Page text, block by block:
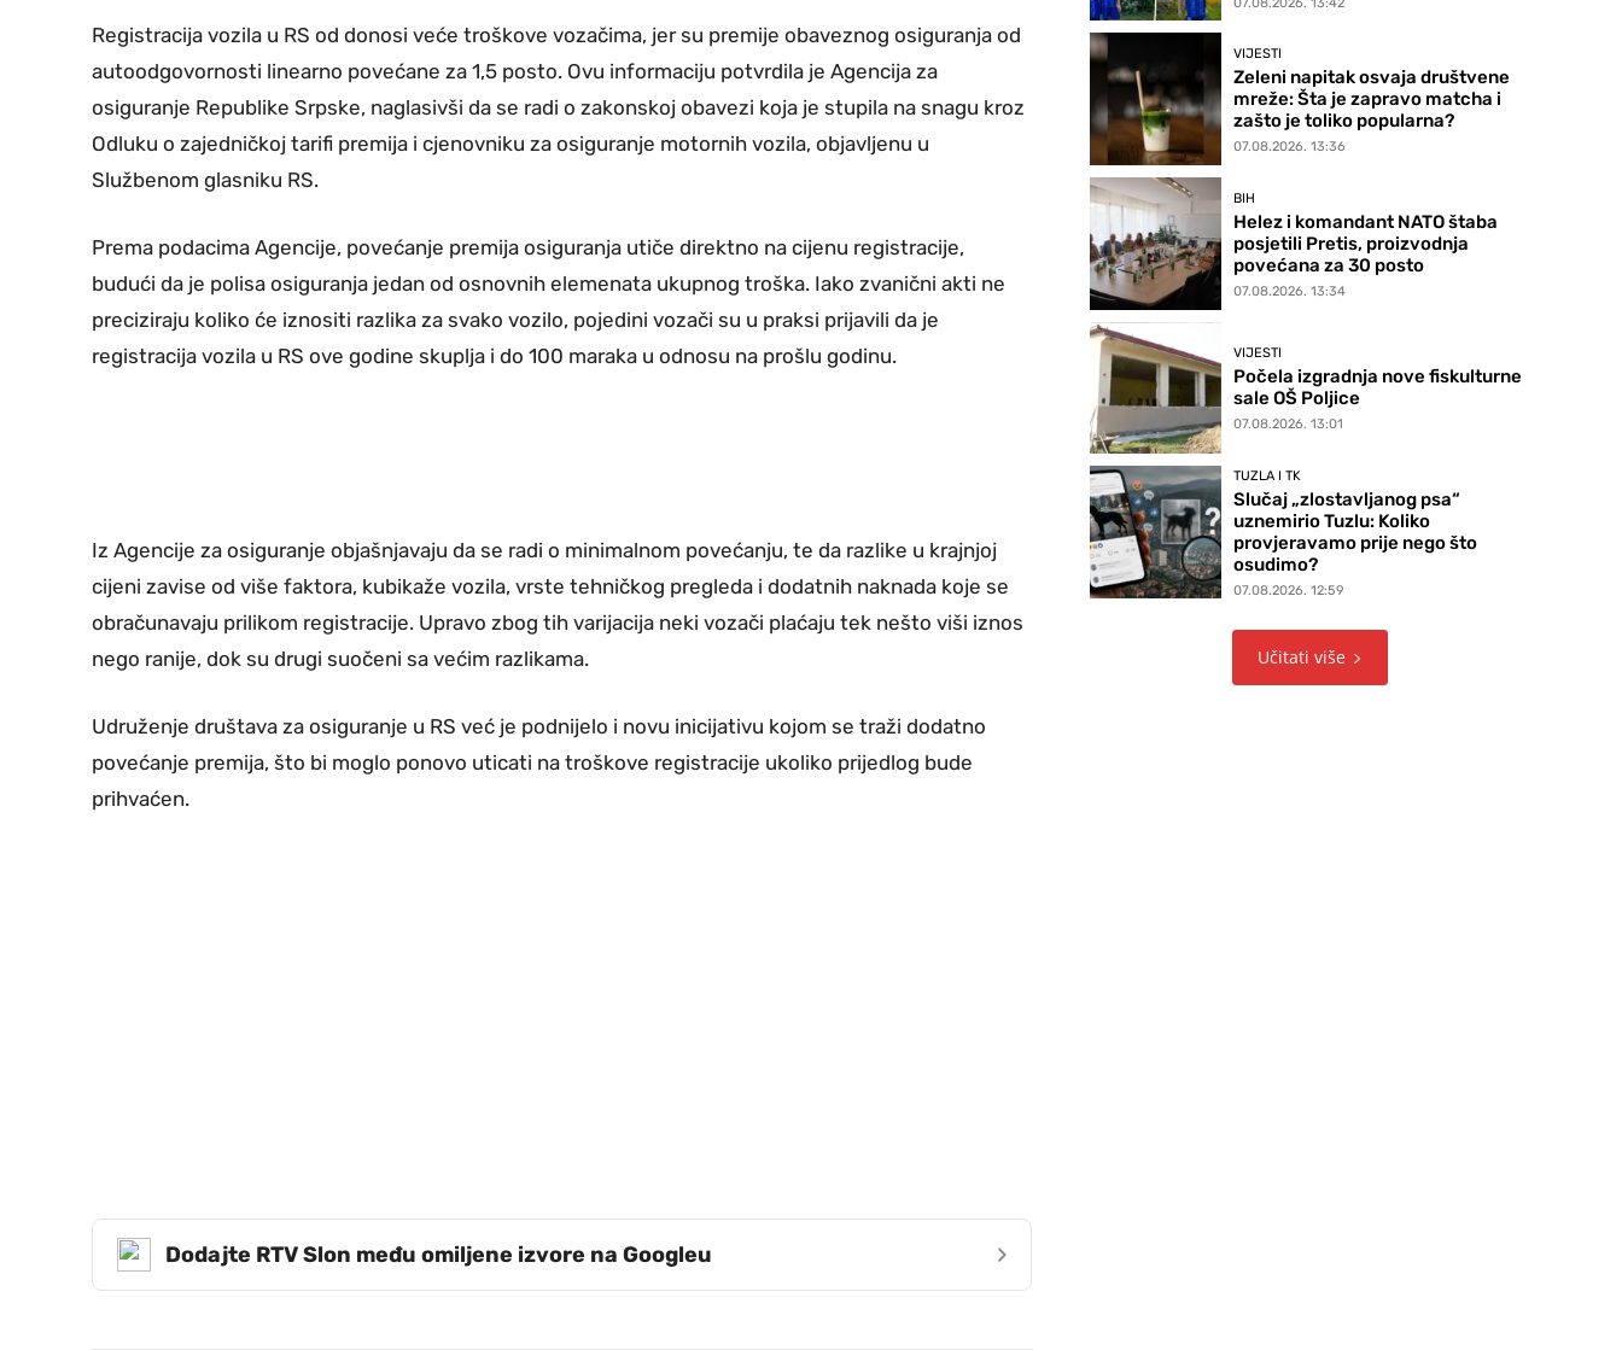
Registracija vozila u RS od donosi veće troškove vozačima, jer su premije obaveznog osiguranja od
autoodgovornosti linearno povećane za 1,5 posto. Ovu informaciju potvrdila je Agencija za
osiguranje Republike Srpske, naglasivši da se radi o zakonskoj obavezi koja je stupila na snagu kroz
Odluku o zajedničkoj tarifi premija i cjenovniku za osiguranje motornih vozila, objavljenu u
Službenom glasniku RS.
Prema podacima Agencije, povećanje premija osiguranja utiče direktno na cijenu registracije,
budući da je polisa osiguranja jedan od osnovnih elemenata ukupnog troška. Iako zvanični akti ne
preciziraju koliko će iznositi razlika za svako vozilo, pojedini vozači su u praksi prijavili da je
registracija vozila u RS ove godine skuplja i do 100 maraka u odnosu na prošlu godinu.
Iz Agencije za osiguranje objašnjavaju da se radi o minimalnom povećanju, te da razlike u krajnjoj
cijeni zavise od više faktora, kubikaže vozila, vrste tehničkog pregleda i dodatnih naknada koje se
obračunavaju prilikom registracije. Upravo zbog tih varijacija neki vozači plaćaju tek nešto viši iznos
nego ranije, dok su drugi suočeni sa većim razlikama.
Udruženje društava za osiguranje u RS već je podnijelo i novu inicijativu kojom se traži dodatno
povećanje premija, što bi moglo ponovo uticati na troškove registracije ukoliko prijedlog bude
prihvaćen.
Dodajte RTV Slon među omiljene izvore na Googleu ›
VIJESTI
Zeleni napitak osvaja društvene
mreže: Šta je zapravo matcha i
zašto je toliko popularna?
07.08.2026. 13:36
BIH
Helez i komandant NATO štaba
posjetili Pretis, proizvodnja
povećana za 30 posto
07.08.2026. 13:34
VIJESTI
Počela izgradnja nove fiskulturne
sale OŠ Poljice
07.08.2026. 13:01
TUZLA I TK
Slučaj „zlostavljanog psa“
uznemirio Tuzlu: Koliko
provjeravamo prije nego što
osudimo?
07.08.2026. 12:59
Učitati više